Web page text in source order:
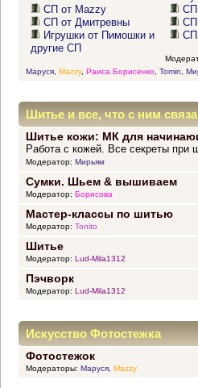
СП от Mazzy
СП от Дмитревны
Игрушки от Пимошки и
другие СП
СП
СП
СП
Маруся, Mazzy, Раиса Борисенко, Tomin
Шитье и все, что с ним
Шитье кожи: МК для
Работа с кожей. Все секреты при
Модератор: Мирьям
Сумки. Шьем & вышиваем
Модератор: Борисова
Мастер-классы по шитью
Модератор: Tonito
Шитье
Модератор: Lud-Mila1312
Пэчворк
Модератор: Lud-Mila1312
Искусство Фотостежка
Фотостежок
Модераторы: Маруся, Mazzy